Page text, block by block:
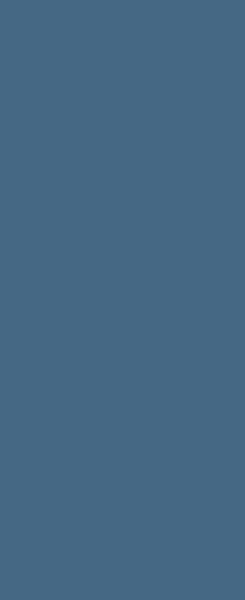
kultūros,
Lietuvos
sutarties
Seimo
Seimo
Lietuvos
Tautinių
Pataisos